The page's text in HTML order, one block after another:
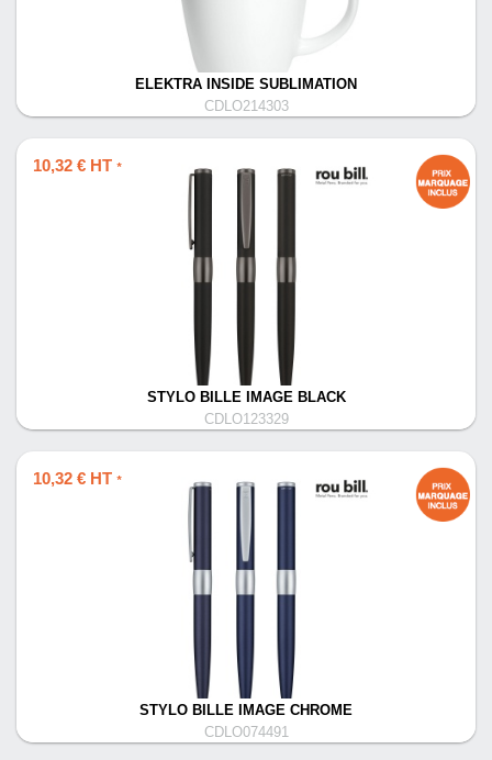
ELEKTRA INSIDE SUBLIMATION
CDLO214303
10,32 € HT *
STYLO BILLE IMAGE BLACK
CDLO123329
10,32 € HT *
STYLO BILLE IMAGE CHROME
CDLO074491